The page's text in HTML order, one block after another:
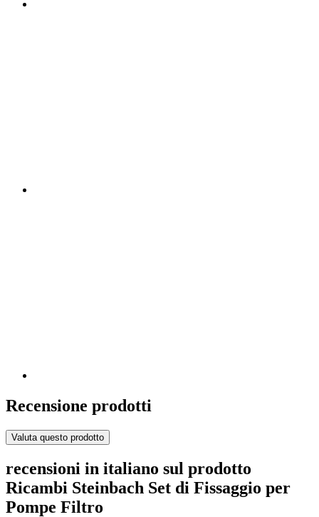
Recensione prodotti
Valuta questo prodotto
recensioni in italiano sul prodotto
Ricambi Steinbach Set di Fissaggio per
Pompe Filtro